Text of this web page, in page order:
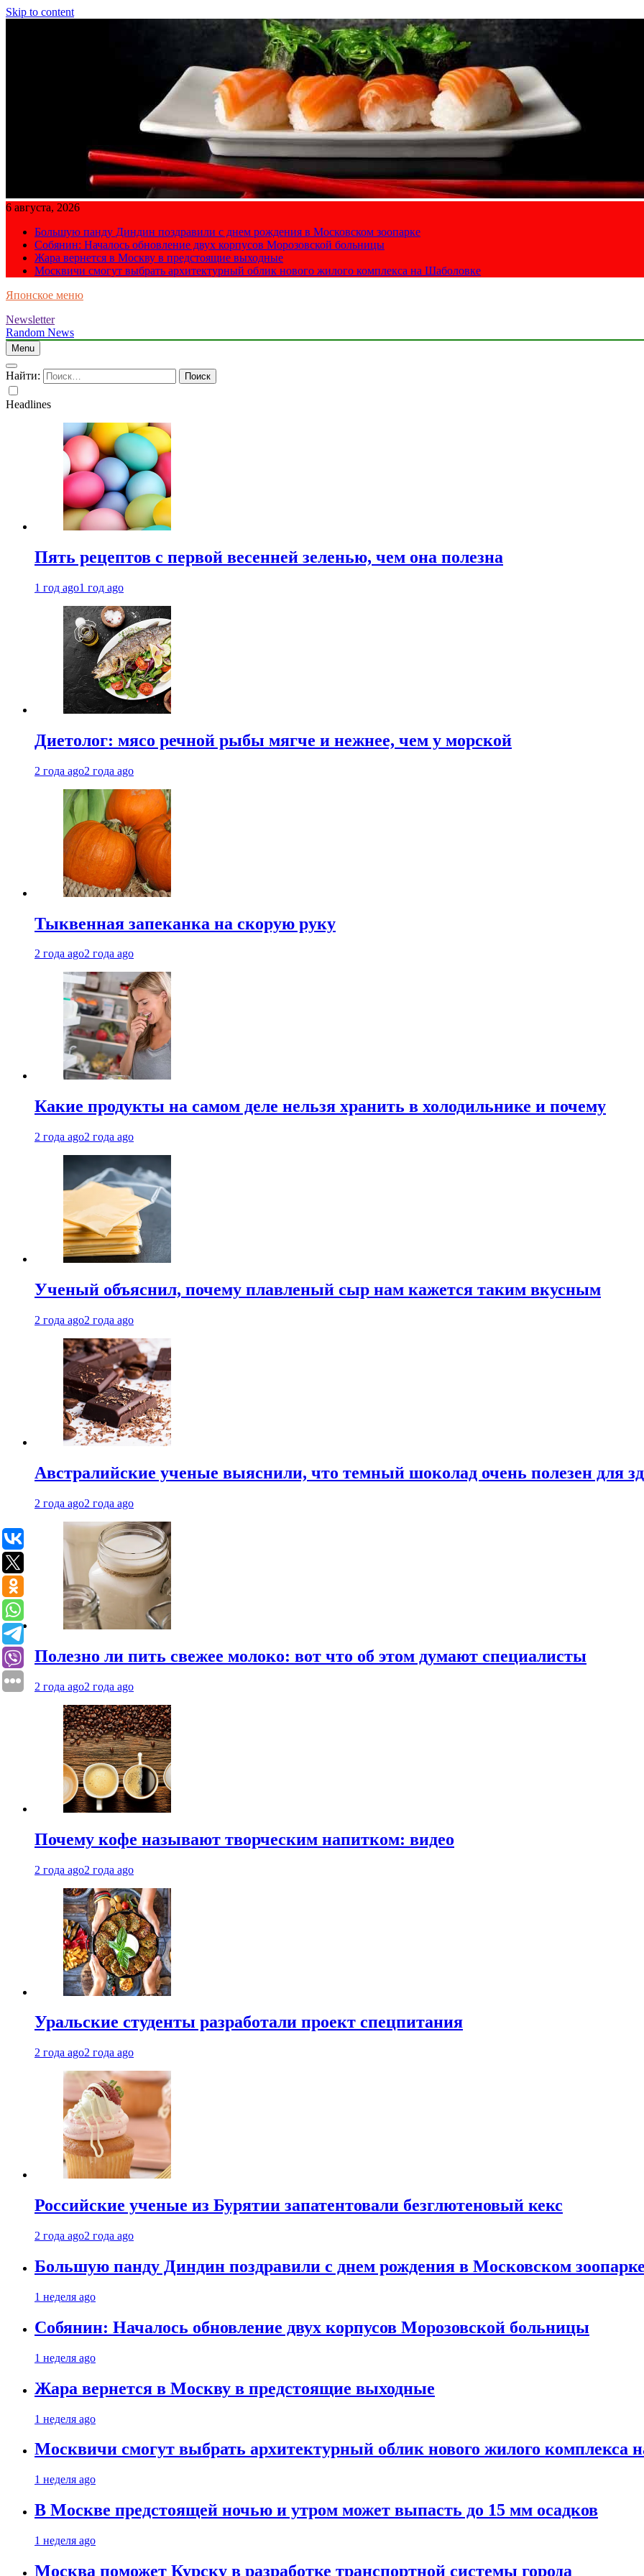
Skip to content
6 августа, 2026
Большую панду Диндин поздравили с днем рождения в Московском зоопарке
Собянин: Началось обновление двух корпусов Морозовской больницы
Жара вернется в Москву в предстоящие выходные
Москвичи смогут выбрать архитектурный облик нового жилого комплекса на Шаболовке
Японское меню
Newsletter
Random News
Menu
Найти:
Headlines
Пять рецептов с первой весенней зеленью, чем она полезна
1 год ago1 год ago
Диетолог: мясо речной рыбы мягче и нежнее, чем у морской
2 года ago2 года ago
Тыквенная запеканка на скорую руку
2 года ago2 года ago
Какие продукты на самом деле нельзя хранить в холодильнике и почему
2 года ago2 года ago
Ученый объяснил, почему плавленый сыр нам кажется таким вкусным
2 года ago2 года ago
Австралийские ученые выяснили, что темный шоколад очень полезен для
2 года ago2 года ago
Полезно ли пить свежее молоко: вот что об этом думают специалисты
2 года ago2 года ago
Почему кофе называют творческим напитком: видео
2 года ago2 года ago
Уральские студенты разработали проект спецпитания
2 года ago2 года ago
Российские ученые из Бурятии запатентовали безглютеновый кекс
2 года ago2 года ago
Большую панду Диндин поздравили с днем рождения в Московском зоопарке
1 неделя ago
Собянин: Началось обновление двух корпусов Морозовской больницы
1 неделя ago
Жара вернется в Москву в предстоящие выходные
1 неделя ago
Москвичи смогут выбрать архитектурный облик нового жилого комплекса
1 неделя ago
В Москве предстоящей ночью и утром может выпасть до 15 мм осадков
1 неделя ago
Москва поможет Курску в разработке транспортной системы города